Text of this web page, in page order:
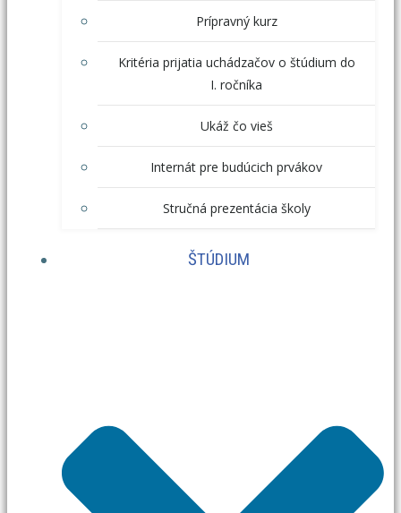
Prípravný kurz
Kritéria prijatia uchádzačov o štúdium do
I. ročníka
Ukáž čo vieš
Internát pre budúcich prvákov
Stručná prezentácia školy
ŠTÚDIUM